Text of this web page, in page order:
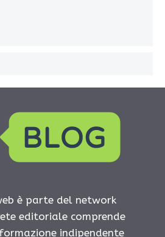
è parte del network
editoriale comprende
indipendente